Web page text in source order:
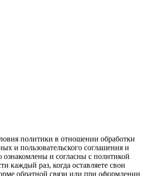
политики в отношении обработки
и пользовательского соглашения и
ознакомлены и согласны с политикой
каждый раз, когда оставляете свои
обратной связи или при оформлении